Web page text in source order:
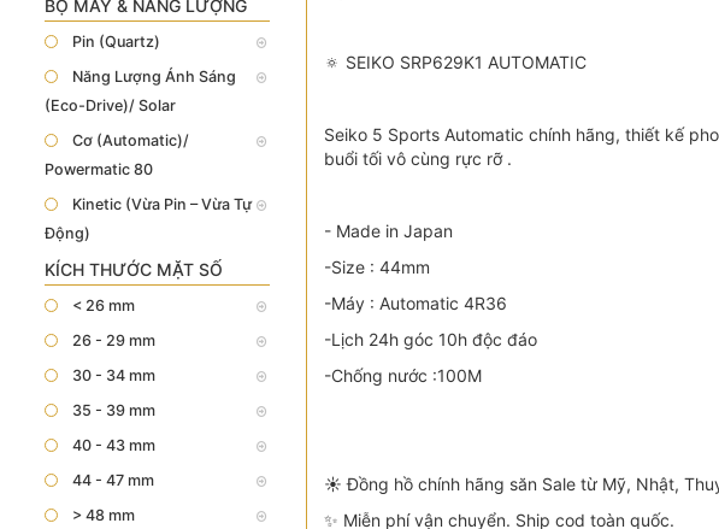
BỘ MÁY & NĂNG LƯỢNG
Pin (Quartz)
Năng Lượng Ánh Sáng
(Eco-Drive)/ Solar
Cơ (Automatic)/
Powermatic 80
Kinetic (Vừa Pin – Vừa Tự
Động)
KÍCH THƯỚC MẶT SỐ
< 26 mm
26 - 29 mm
30 - 34 mm
35 - 39 mm
40 - 43 mm
44 - 47 mm
> 48 mm
🔅 SEIKO SRP629K1 AUTOMATIC
Seiko 5 Sports Automatic chính hãng, thiết kế
buổi tối vô cùng rực rỡ .
- Made in Japan
-Size : 44mm
-Máy : Automatic 4R36
-Lịch 24h góc 10h độc đáo
-Chống nước :100M
☀️ Đồng hồ chính hãng săn Sale từ Mỹ, Nhật,
✨ Miễn phí vận chuyển. Ship cod toàn quốc.